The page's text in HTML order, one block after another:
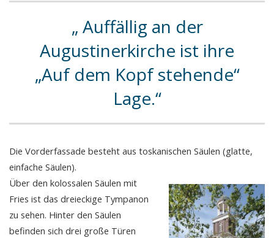
Auffällig an der
Augustinerkirche ist ihre
„Auf dem Kopf stehende“
Lage.
Die Vorderfassade besteht aus toskanischen Säulen (glatte,
einfache Säulen).
Über den kolossalen Säulen mit
Fries ist das dreieckige Tympanon
zu sehen. Hinter den Säulen
befinden sich drei große Türen